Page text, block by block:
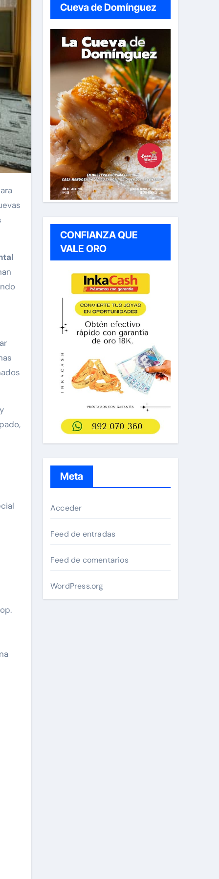
Cueva de Domínguez
CONFIANZA QUE
VALE ORO
Meta
Acceder
Feed de entradas
Feed de comentarios
WordPress.org